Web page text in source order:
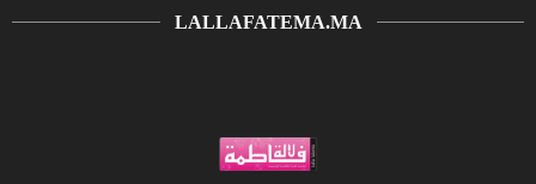
LALLAFATEMA.MA